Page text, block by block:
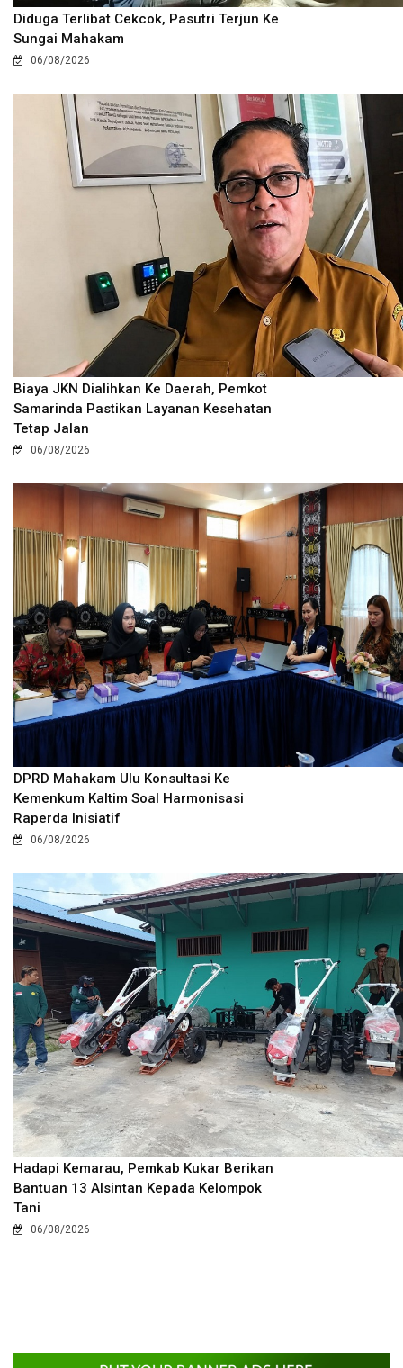
Diduga Terlibat Cekcok, Pasutri Terjun Ke
Sungai Mahakam
06/08/2026
Biaya JKN Dialihkan Ke Daerah, Pemkot
Samarinda Pastikan Layanan Kesehatan
Tetap Jalan
06/08/2026
DPRD Mahakam Ulu Konsultasi Ke
Kemenkum Kaltim Soal Harmonisasi
Raperda Inisiatif
06/08/2026
Hadapi Kemarau, Pemkab Kukar Berikan
Bantuan 13 Alsintan Kepada Kelompok
Tani
06/08/2026